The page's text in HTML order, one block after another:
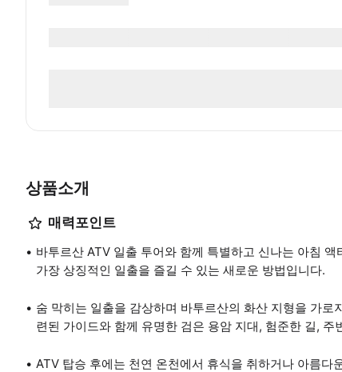
상품소개
매력포인트
바투르산 ATV 일출 투어와 함께 특별하고 신나는 아침
가장 상징적인 일출을 즐길 수 있는 새로운 방법입니다.
숨 막히는 일출을 감상하며 바투르산의 화산 지형을 가
련된 가이드와 함께 유명한 검은 용암 지대, 험준한 길,
ATV 탑승 후에는 천연 온천에서 휴식을 취하거나 아름